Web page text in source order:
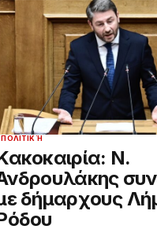
ΠΟΛΙΤΙΚΉ
Ν.
δήμαρχους